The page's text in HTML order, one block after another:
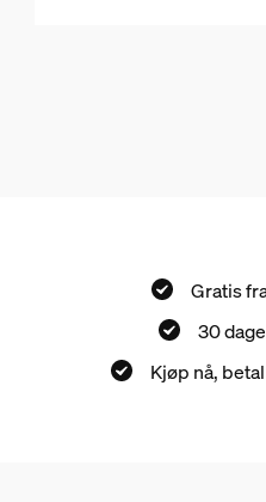
Gratis
30
Kjøp nå,